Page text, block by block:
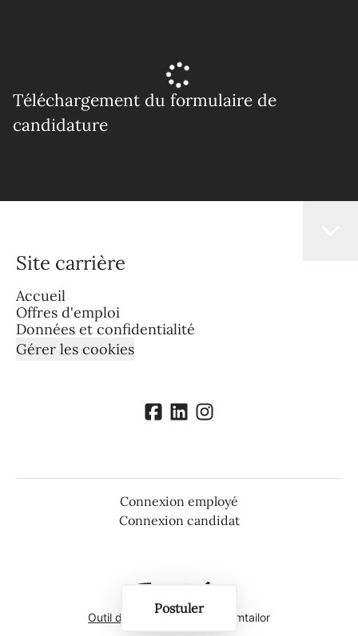
Postuler
Téléchargement du formulaire de
candidature
Site carrière
Accueil
Offres d'emploi
Données et confidentialité
Gérer les cookies
Connexion employé
Connexion candidat
Outil de recrutementde Teamtailor